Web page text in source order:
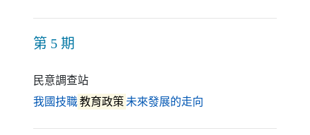
第 5 期
民意調查站
我國技職教育政策 未來發展的走向